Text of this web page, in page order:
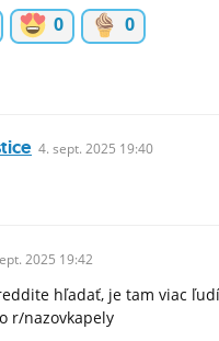
0 0
4. sept. 2025 19:40
2025 19:42
hľadať, je tam viac ľudí
r/nazovkapely